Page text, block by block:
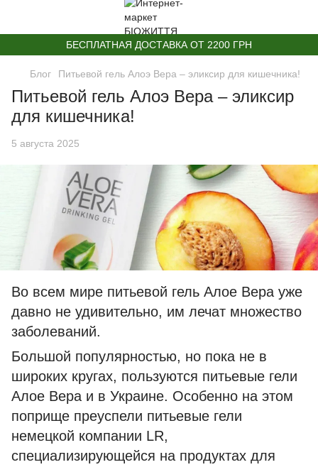
БЕСПЛАТНАЯ ДОСТАВКА ОТ 2200 ГРН
Блог Питьевой гель Алоэ Вера – эликсир для кишечника!
Питьевой гель Алоэ Вера – эликсир
для кишечника!
5 августа 2025
Во всем мире питьевой гель Алое Вера уже
давно не удивительно, им лечат множество
заболеваний.
Большой популярностью, но пока не в
широких кругах, пользуются питьевые гели
Алое Вера и в Украине. Особенно на этом
поприще преуспели питьевые гели
немецкой компании LR,
специализирующейся на продуктах для